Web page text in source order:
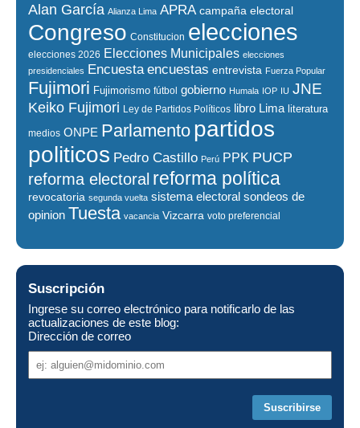
Alan García Alianza Lima APRA campaña electoral
Congreso Constitucion elecciones
elecciones 2026 Elecciones Municipales elecciones
presidenciales Encuesta encuestas entrevista Fuerza Popular
Fujimori Fujimorismo fútbol gobierno Humala IOP IU JNE
Keiko Fujimori Ley de Partidos Políticos libro Lima literatura
medios ONPE Parlamento partidos
politicos Pedro Castillo Perú PPK PUCP
reforma electoral reforma política
revocatoria segunda vuelta sistema electoral sondeos de
opinion Tuesta vacancia Vizcarra voto preferencial
Suscripción
Ingrese su correo electrónico para notificarlo de las
actualizaciones de este blog:
Dirección de correo
de